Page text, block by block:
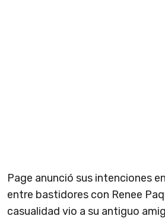
Page anunció sus intenciones
entre bastidores con Renee
casualidad vio a su antiguo